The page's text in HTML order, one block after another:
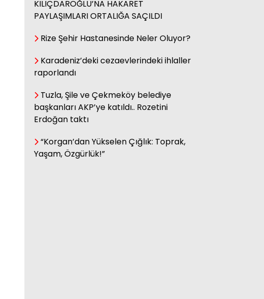
YENİ EĞİTİM ÖĞRETİM YILI
BAŞLARKEN.....
Elektrikte Taksite Bağlanmış
Fatma Genc
YILAN HİKÂYESİNE DÖNEN ÇAY
KILIÇDAROĞLU’NA HAKARET
PAYLAŞIMLARI ORTALIĞA SAÇILDI
Rize Şehir Hastanesinde Neler Oluyor?
Karadeniz’deki cezaevlerindeki ihlaller
raporlandı
Tuzla, Şile ve Çekmeköy belediye
başkanları AKP’ye katıldı.. Rozetini
Erdoğan taktı
“Korgan’dan Yükselen Çığlık: Toprak,
Yaşam, Özgürlük!”